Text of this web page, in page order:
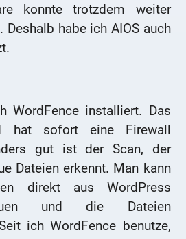
konnte trotzdem weiter
Deshalb habe ich AIOS auch
WordFence installiert. Das
hat sofort eine Firewall
gut ist der Scan, der
Dateien erkennt. Man kann
direkt aus WordPress
und die Dateien
ich WordFence benutze,